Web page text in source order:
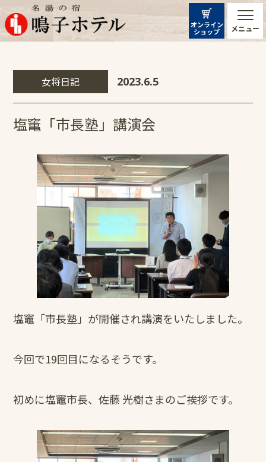
メニュー
オンライン
ショップ
女将日記 2023.6.5
塩竃「市長塾」講演会
塩竈「市長塾」が開催され講演をいたしました。
今回で19回目になるそうです。
初めに塩竈市長、佐藤 光樹さまのご挨拶です。